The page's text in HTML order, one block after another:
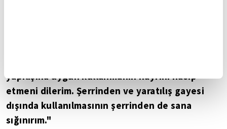
yapılışına uygun kullanmanın hayrını nasip
etmeni dilerim. Şerrinden ve yaratılış gayesi
dışında kullanılmasının şerrinden de sana
sığınırım."